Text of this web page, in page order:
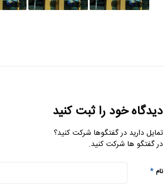
دیدگاه خود را ثبت کنید
تمایل دارید در گفتگوها شرکت کنید؟
در گفتگو ها شرکت کنید.
نام *